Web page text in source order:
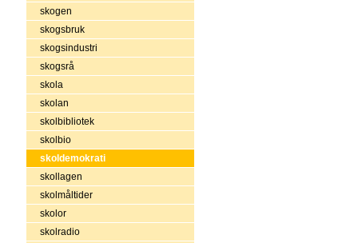
skogen
skogsbruk
skogsindustri
skogsrå
skola
skolan
skolbibliotek
skolbio
skoldemokrati
skollagen
skolmåltider
skolor
skolradio